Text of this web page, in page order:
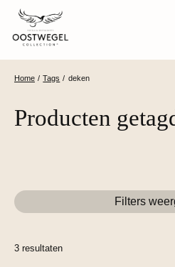
Home / Tags / deken
Producten
Filters
3 resultaten